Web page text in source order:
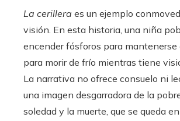
La cerillera es un ejemplo
visión. En esta historia, una niña
encender fósforos para mantenerse
para morir de frío mientras tiene
La narrativa no ofrece consuelo ni
una imagen desgarradora de la
soledad y la muerte, que se queda